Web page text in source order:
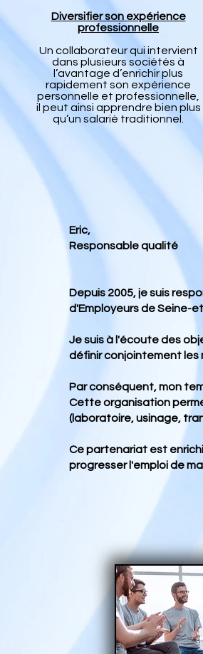
Diversifier son expérience
professionnelle
Un collaborateur qui intervient
dans plusieurs sociétés à
l’avantage d’enrichir plus
rapidement son expérience
personnelle et professionnelle,
il peut ainsi apprendre bien plus
qu’un salarié traditionnel.
Eric,
Responsable qualité
Depuis 2005, je suis
d'Employeurs de Seine-
Je suis à l'écoute des
définir conjointement
Par conséquent, mon
Cette organisation
(laboratoire, usinage,
Ce partenariat est
progresser l'emploi de